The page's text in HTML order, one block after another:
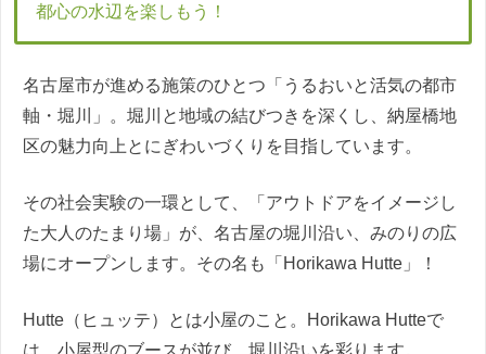
都心の水辺を楽しもう！
名古屋市が進める施策のひとつ「うるおいと活気の都市
軸・堀川」。堀川と地域の結びつきを深くし、納屋橋地
区の魅力向上とにぎわいづくりを目指しています。
その社会実験の一環として、「アウトドアをイメージし
た大人のたまり場」が、名古屋の堀川沿い、みのりの広
場にオープンします。その名も「Horikawa Hutte」！
Hutte（ヒュッテ）とは小屋のこと。Horikawa Hutteで
は、小屋型のブースが並び、堀川沿いを彩ります。